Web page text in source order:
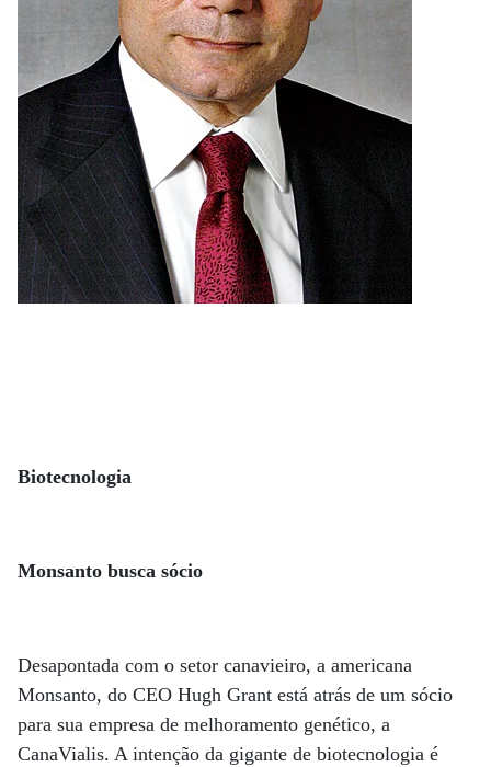
Biotecnologia
Monsanto busca sócio
Desapontada com o setor canavieiro, a americana
Monsanto, do CEO Hugh Grant está atrás de um sócio
para sua empresa de melhoramento genético, a
CanaVialis. A intenção da gigante de biotecnologia é